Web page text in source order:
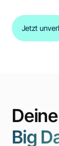
Jetzt
Big